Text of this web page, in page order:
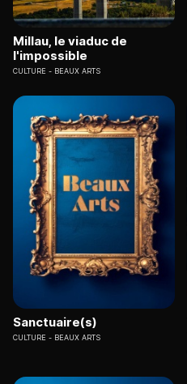
Millau, le viaduc de
l'impossible
CULTURE BEAUX ARTS
Sanctuaire(s)
CULTURE BEAUX ARTS